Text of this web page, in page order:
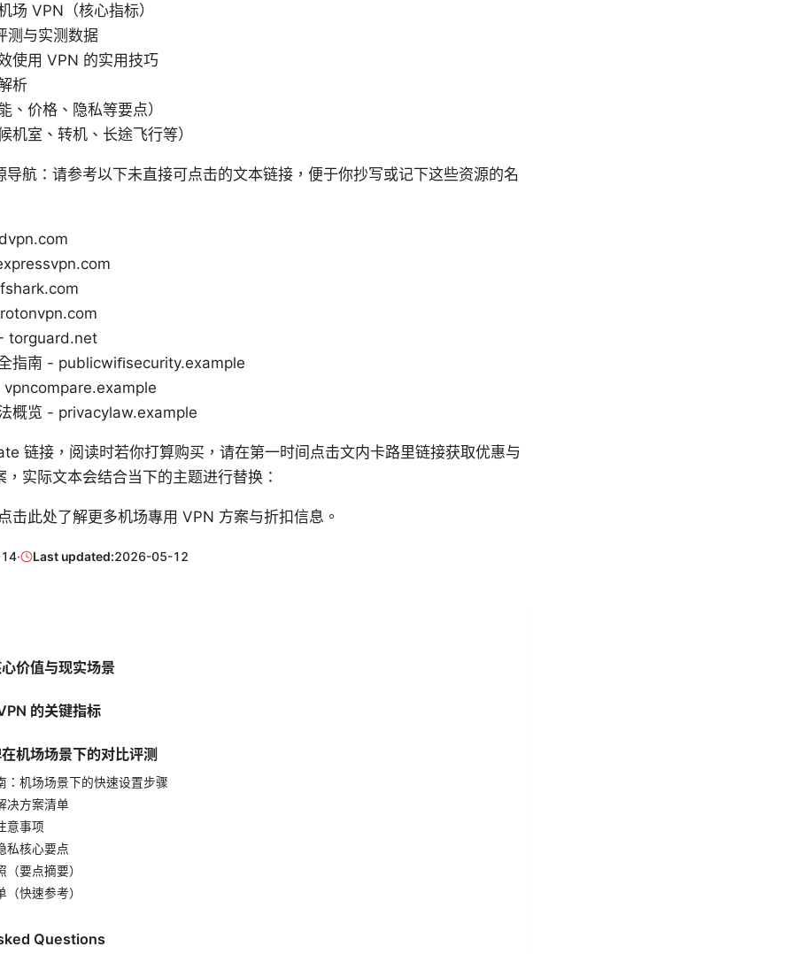
场 VPN（核心指标）
测与实测数据
使用 VPN 的实用技巧
析
、价格、隐私等要点）
机室、转机、长途飞行等）
导航：请参考以下未直接可点击的文本链接，便于你抄写或记下这些资源的名
torguard.net
指南 - publicwiﬁsecurity.example
vpncompare.example
概览 - privacylaw.example
链接，阅读时若你打算购买，请在第一时间点击文内卡路里链接获取优惠与
实际文本会结合当下的主题进行替换：
击此处了解更多机场專用 VPN 方案与折扣信息。
· Last updated:2026-05-12
价值与现实场景
的关键指标
机场场景下的对比评测
：机场场景下的快速设置步骤
决方案清单
意事项
私核心要点
（要点摘要）
快速参考）
Questions